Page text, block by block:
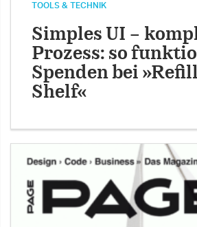
TOOLS & TECHNIK
Simples UI –
Prozess: so
Spenden bei
Shelf«